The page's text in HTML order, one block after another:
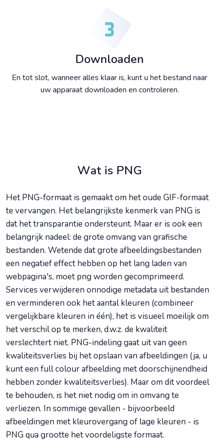
Downloaden
En tot slot, wanneer alles klaar is, kunt u het bestand naar
uw apparaat downloaden en controleren.
Wat is PNG
Het PNG-formaat is gemaakt om het oude GIF-formaat
te vervangen. Het belangrijkste kenmerk van PNG is
dat het transparantie ondersteunt. Maar er is ook een
belangrijk nadeel: de grote omvang van grafische
bestanden. Wetende dat grote afbeeldingsbestanden
een negatief effect hebben op het lang laden van
webpagina's, moet png worden gecomprimeerd.
Services verwijderen onnodige metadata uit bestanden
en verminderen ook het aantal kleuren (combineer
vergelijkbare kleuren in één), het is visueel moeilijk om
het verschil op te merken, d.w.z. de kwaliteit
verslechtert niet. PNG-indeling gaat uit van geen
kwaliteitsverlies bij het opslaan van afbeeldingen (ja, u
kunt een full colour afbeelding met doorschijnendheid
hebben zonder kwaliteitsverlies). Maar om dit voordeel
te behouden, is het niet nodig om in omvang te
verliezen. In sommige gevallen - bijvoorbeeld
afbeeldingen met kleurovergang of lage kleuren - is
PNG qua grootte het voordeligste formaat.